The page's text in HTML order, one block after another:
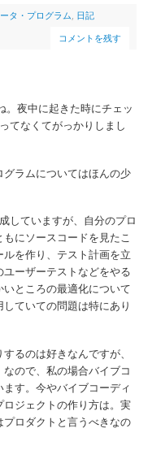
タ・プログラム 日記
コメントを残す
。夜中に起きた時にチェッ
てなくてがっかりしまし
ラムについてはほんの少
していますが、自分のプロ
にソースコードを見たこ
を作り、テスト計画を立
ーザーテストなどをやる
ところの最適化について
ていての問題は特にあり
るのは好きなんですが、
ので、私の場合バイブコ
す。今やバイブコーディ
ジェクトの作り方は。実
ロダクトと言うべきなの